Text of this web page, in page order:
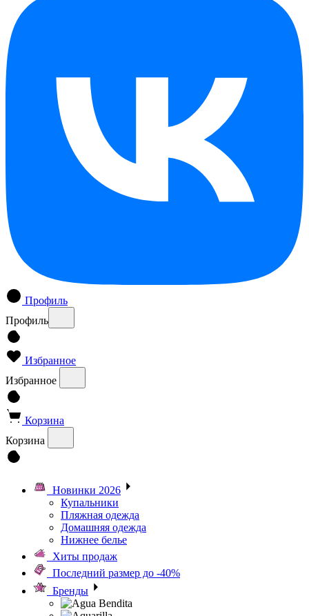
Профиль
Профиль
Избранное
Избранное
Корзина
Корзина
Новинки 2026
Купальники
Пляжная одежда
Домашняя одежда
Нижнее белье
Хиты продаж
Последний размер до -40%
Бренды